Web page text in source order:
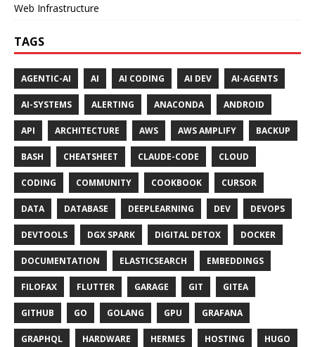
Web Infrastructure
TAGS
AGENTIC-AI AI AI CODING AI DEV AI-AGENTS
AI-SYSTEMS ALERTING ANACONDA ANDROID
API ARCHITECTURE AWS AWS AMPLIFY BACKUP
BASH CHEATSHEET CLAUDE-CODE CLOUD
CODING COMMUNITY COOKBOOK CURSOR
DATA DATABASE DEEPLEARNING DEV DEVOPS
DEVTOOLS DGX SPARK DIGITAL DETOX DOCKER
DOCUMENTATION ELASTICSEARCH EMBEDDINGS
FILOFAX FLUTTER GARAGE GIT GITEA
GITHUB GO GOLANG GPU GRAFANA
GRAPHQL HARDWARE HERMES HOSTING HUGO